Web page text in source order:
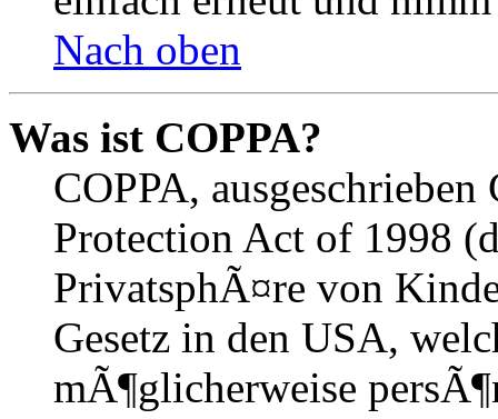
Nach oben
Was ist COPPA?
COPPA,
Protection Act of 1998
PrivatsphÃ¤re von
Gesetz in den USA,
mÃ¶glicherweise